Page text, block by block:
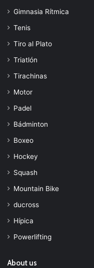
Gimnasia Rítmica
Tenis
Tiro al Plato
Triatlón
Tirachinas
Motor
Padel
Bádminton
Boxeo
Hockey
Squash
Mountain Bike
ducross
Hípica
Powerlifting
About us